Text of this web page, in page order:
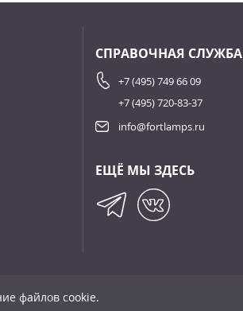
СПРАВОЧНАЯ СЛУЖБА
+7 (495) 749 66 09
+7 (495) 720-83-37
info@fortlamps.ru
ЕЩЁ МЫ ЗДЕСЬ
файлов cookie.